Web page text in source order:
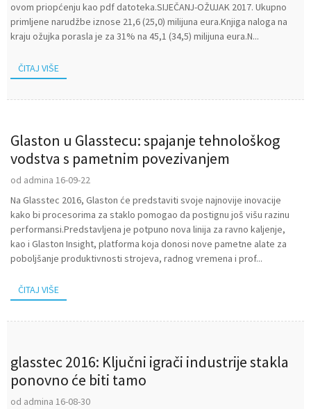
ovom priopćenju kao pdf datoteka.SIJEČANJ-OŽUJAK 2017. Ukupno
primljene narudžbe iznose 21,6 (25,0) milijuna eura.Knjiga naloga na
kraju ožujka porasla je za 31% na 45,1 (34,5) milijuna eura.N...
ČITAJ VIŠE
Glaston u Glasstecu: spajanje tehnološkog
vodstva s pametnim povezivanjem
od admina 16-09-22
Na Glasstec 2016, Glaston će predstaviti svoje najnovije inovacije
kako bi procesorima za staklo pomogao da postignu još višu razinu
performansi.Predstavljena je potpuno nova linija za ravno kaljenje,
kao i Glaston Insight, platforma koja donosi nove pametne alate za
poboljšanje produktivnosti strojeva, radnog vremena i prof...
ČITAJ VIŠE
glasstec 2016: Ključni igrači industrije stakla
ponovno će biti tamo
od admina 16-08-30